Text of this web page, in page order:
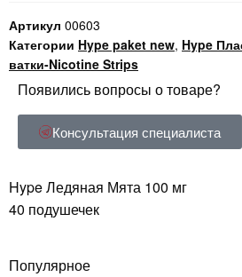
Артикул 00603
Категории Hype paket new, Hype
ватки-Nicotine Strips
Появились вопросы о товаре?
Консультация специалиста
Hype Ледяная Мята 100 мг
40 подушечек
Популярное